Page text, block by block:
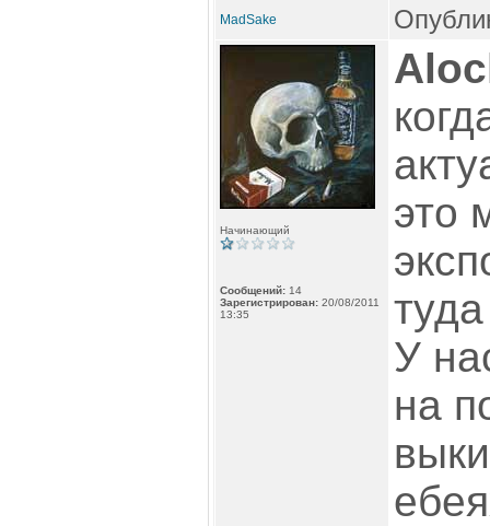
MadSake
Начинающий
Сообщений: 14
Зарегистрирован: 20/08/2011
13:35
это
У
на